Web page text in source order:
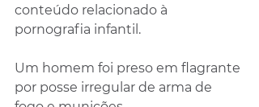
conteúdo relacionado à
pornografia infantil.
Um homem foi preso em flagrante
por posse irregular de arma de